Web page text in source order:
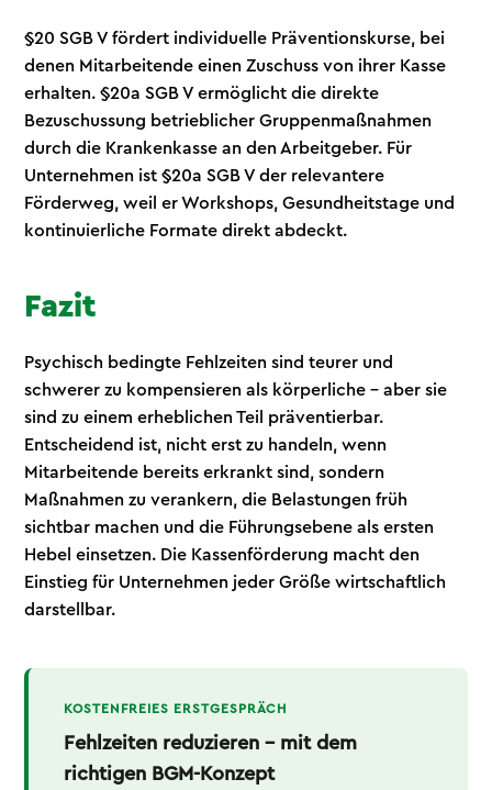
§20 SGB V fördert individuelle Präventionskurse, bei
denen Mitarbeitende einen Zuschuss von ihrer Kasse
erhalten. §20a SGB V ermöglicht die direkte
Bezuschussung betrieblicher Gruppenmaßnahmen
durch die Krankenkasse an den Arbeitgeber. Für
Unternehmen ist §20a SGB V der relevantere
Förderweg, weil er Workshops, Gesundheitstage und
kontinuierliche Formate direkt abdeckt.
Fazit
Psychisch bedingte Fehlzeiten sind teurer und
schwerer zu kompensieren als körperliche – aber sie
sind zu einem erheblichen Teil präventierbar.
Entscheidend ist, nicht erst zu handeln, wenn
Mitarbeitende bereits erkrankt sind, sondern
Maßnahmen zu verankern, die Belastungen früh
sichtbar machen und die Führungsebene als ersten
Hebel einsetzen. Die Kassenförderung macht den
Einstieg für Unternehmen jeder Größe wirtschaftlich
darstellbar.
KOSTENFREIES ERSTGESPRÄCH
Fehlzeiten reduzieren – mit dem
richtigen BGM-Konzept